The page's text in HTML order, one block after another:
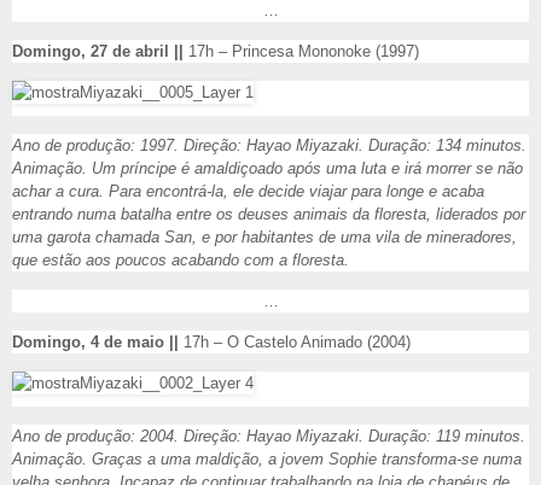
…
Domingo, 27 de abril || 17h – Princesa Mononoke (1997)
Ano de produção: 1997. Direção: Hayao Miyazaki. Duração: 134 minutos.
Animação. Um príncipe é amaldiçoado após uma luta e irá morrer se não
achar a cura. Para encontrá-la, ele decide viajar para longe e acaba
entrando numa batalha entre os deuses animais da floresta, liderados por
uma garota chamada San, e por habitantes de uma vila de mineradores,
que estão aos poucos acabando com a floresta.
…
Domingo, 4 de maio || 17h – O Castelo Animado (2004)
Ano de produção: 2004. Direção: Hayao Miyazaki. Duração: 119 minutos.
Animação. Graças a uma maldição, a jovem Sophie transforma-se numa